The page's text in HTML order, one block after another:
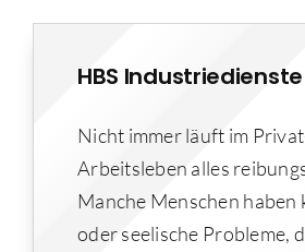
HBS Industriedienste
Nicht immer läuft im
Arbeitsleben alles
Manche Menschen haben
oder seelische Probleme,